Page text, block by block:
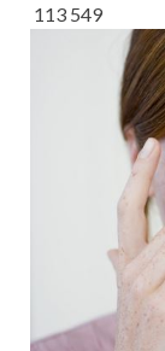
113 549